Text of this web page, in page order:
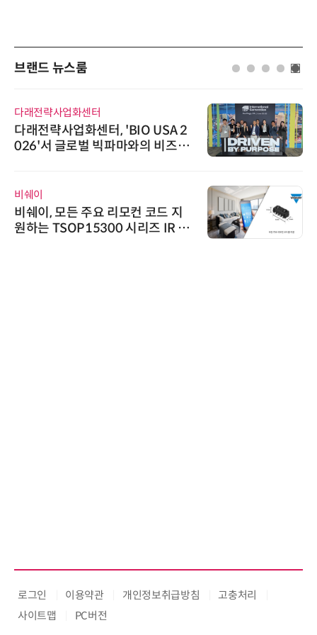
브랜드 뉴스룸
다래전략사업화센터
다래전략사업화센터, 'BIO USA 2
026'서 글로벌 빅파마와의 비즈니
비쉐이
비쉐이, 모든 주요 리모컨 코드 지
원하는 TSOP15300 시리즈 IR 수
로그인 이용약관 개인정보취급방침
고충처리
사이트맵
PC버전